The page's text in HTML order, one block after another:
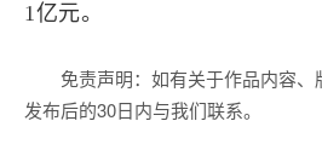
1亿元。
免责声明：如有关于作品内容
发布后的30日内与我们联系。